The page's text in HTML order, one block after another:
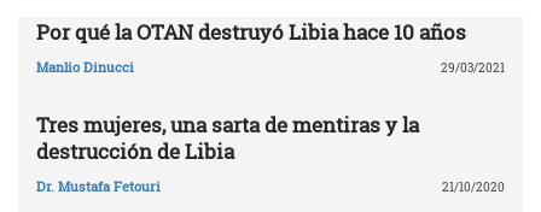
Por qué la OTAN destruyó Libia ‎hace 10 años‎
Manlio Dinucci 29/03/2021
Tres mujeres, una sarta de mentiras y la
destrucción de Libia
Dr. Mustafa Fetouri 21/10/2020